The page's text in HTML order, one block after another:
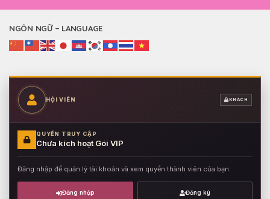
NGÔN NGỮ – LANGUAGE
HỘI VIÊN KHÁCH
QUYỀN TRUY CẬP
Chưa kích hoạt Gói VIP
Đăng nhập để quản lý tài khoản và xem quyền thành viên của bạn.
Đăng nhập Đăng ký